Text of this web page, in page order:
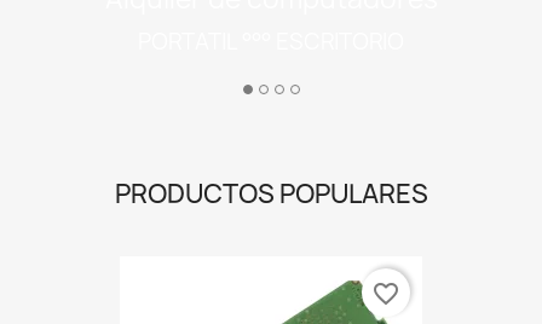
PRODUCTOS POPULARES
favorite_border